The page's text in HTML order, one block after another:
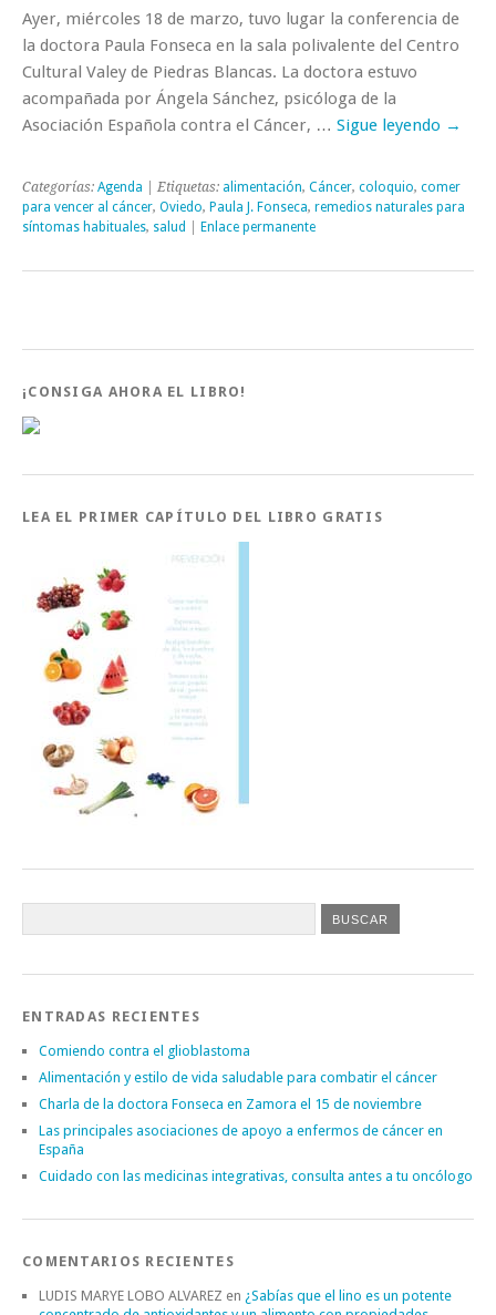
Ayer, miércoles 18 de marzo, tuvo lugar la conferencia de
la doctora Paula Fonseca en la sala polivalente del Centro
Cultural Valey de Piedras Blancas. La doctora estuvo
acompañada por Ángela Sánchez, psicóloga de la
Asociación Española contra el Cáncer, … Sigue leyendo →
Categorías: Agenda | Etiquetas: alimentación, Cáncer, coloquio, comer
para vencer al cáncer, Oviedo, Paula J. Fonseca, remedios naturales para
síntomas habituales, salud Enlace permanente
¡CONSIGA AHORA EL LIBRO!
LEA EL PRIMER CAPÍTULO DEL LIBRO GRATIS
ENTRADAS RECIENTES
Comiendo contra el glioblastoma
Alimentación y estilo de vida saludable para combatir el cáncer
Charla de la doctora Fonseca en Zamora el 15 de noviembre
Las principales asociaciones de apoyo a enfermos de cáncer en
España
Cuidado con las medicinas integrativas, consulta antes a tu oncólogo
COMENTARIOS RECIENTES
LUDIS MARYE LOBO ALVAREZ en ¿Sabías que el lino es un potente